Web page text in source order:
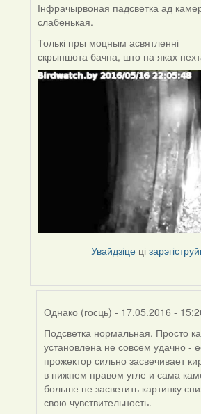
In
reply
to
by
Harrier
Інфрачырвоная падсветка ад
слабенькая.
Толькі пры моцным асвятленні
скрыншота бачна, што на яках
Увайдзіце ці
Однако (госць) - 17.05.2016 -
In
reply
to
by
Harrier
Подсветка нормальная. Просто
установлена не совсем удачно -
прожектор сильно засвечивает
в нижнем правом угле и сама
больше не засветить картинку
свою чувствительность.